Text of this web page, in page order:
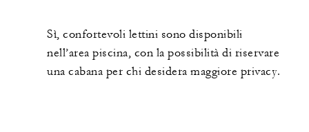
Sì, confortevoli lettini sono disponibili
nell’area piscina, con la possibilità di riservare
una cabana per chi desidera maggiore privacy.